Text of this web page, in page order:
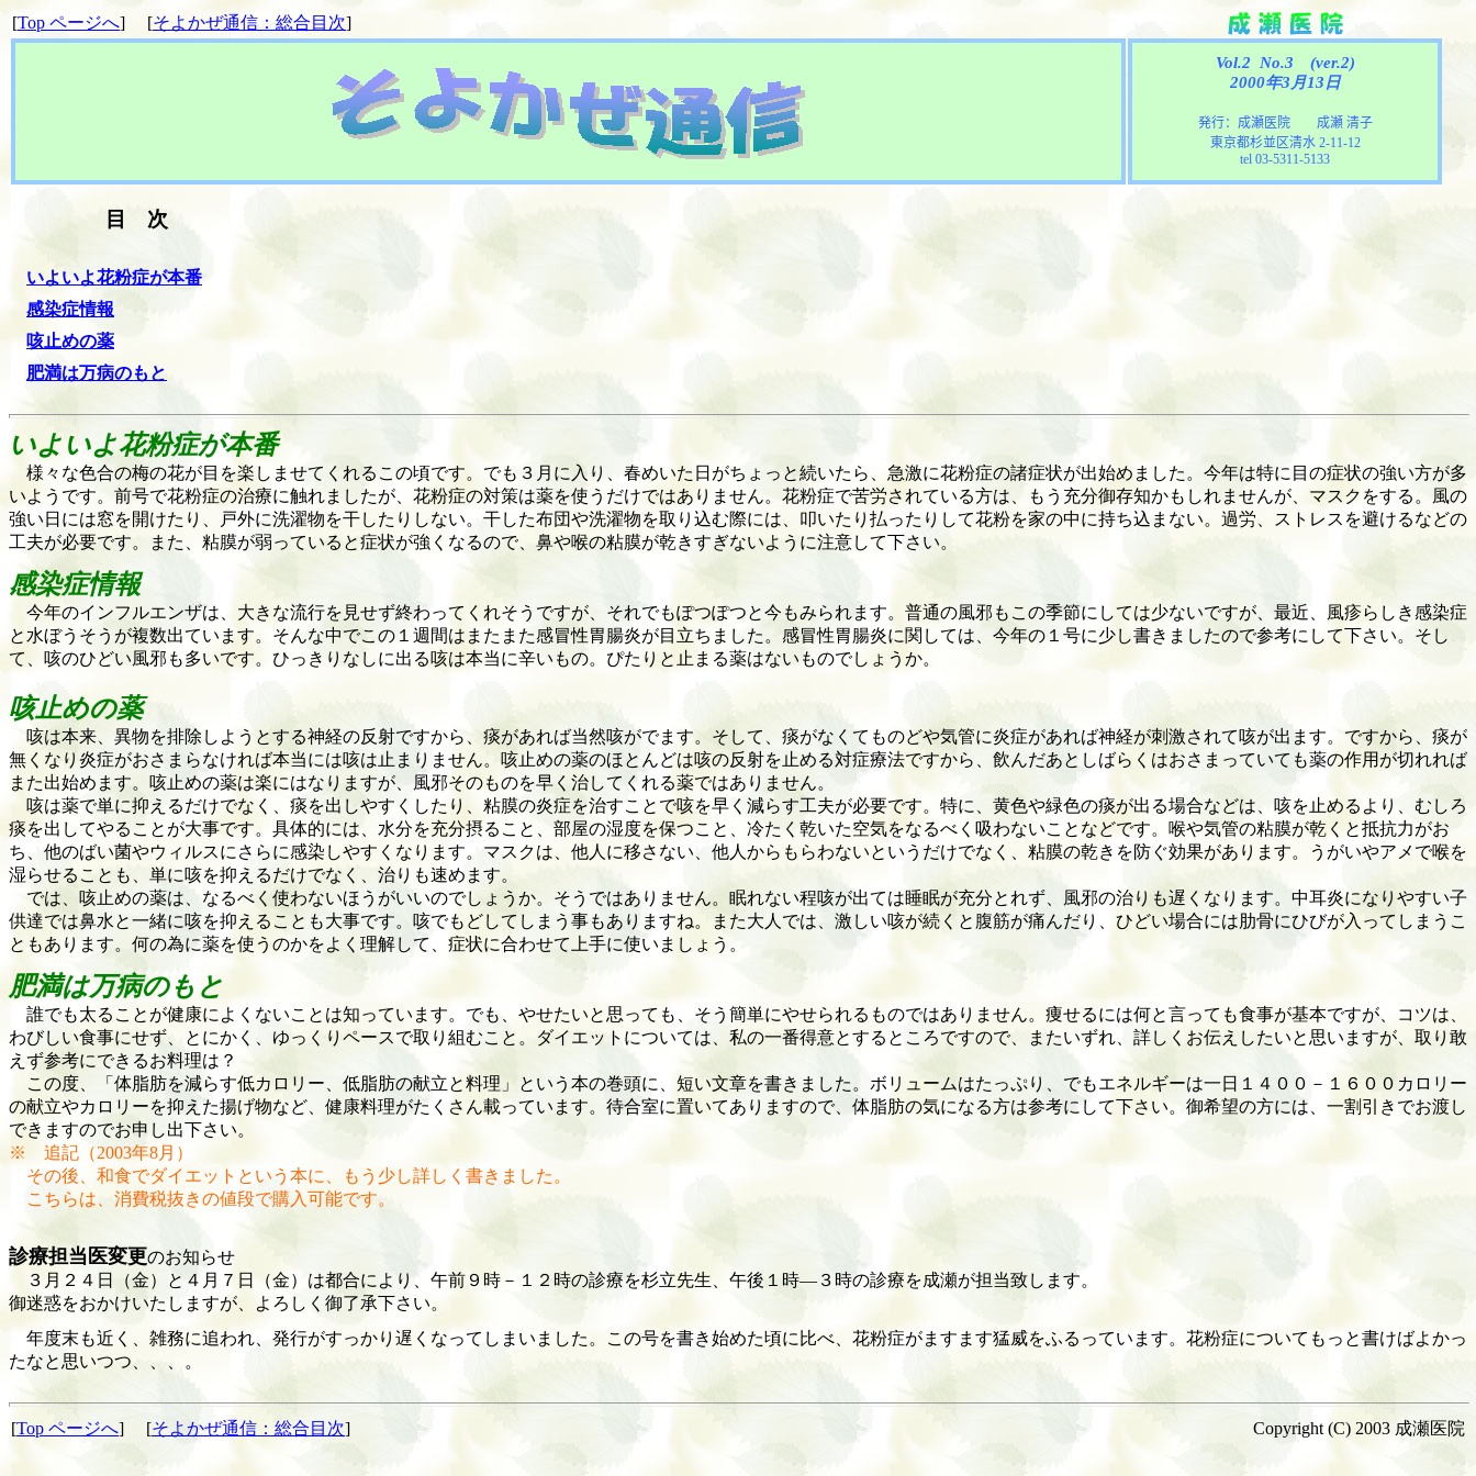
[Top ページへ] [そよかぜ通信：総合目次]
Vol.2 No.3
(ver.2)
2000年3月13日
発行：成瀬医院 成瀬 清子
東京都杉並区清水2-11-12
tel 03-5311-5133
目 次
いよいよ花粉症が本番
感染症情報
咳止めの薬
肥満は万病のもと
いよいよ花粉症が本番
様々な色合の梅の花が目を楽しませてくれるこの頃です。でも３月に入り、春めいた日がちょっと続いたら、急激に花粉症の諸症状が出始めました。今年は特に目の症状の強い方が多
いようです。前号で花粉症の治療に触れましたが、花粉症の対策は薬を使うだけではありません。花粉症で苦労されている方は、もう充分御存知かもしれませんが、マスクをする。風の
強い日には窓を開けたり、戸外に洗濯物を干したりしない。干した布団や洗濯物を取り込む際には、叩いたり払ったりして花粉を家の中に持ち込まない。過労、ストレスを避けるなどの
工夫が必要です。また、粘膜が弱っていると症状が強くなるので、鼻や喉の粘膜が乾きすぎないように注意して下さい。
感染症情報
今年のインフルエンザは、大きな流行を見せず終わってくれそうですが、それでもぽつぽつと今もみられます。普通の風邪もこの季節にしては少ないですが、最近、風疹らしき感染症
と水ぼうそうが複数出ています。そんな中でこの１週間はまたまた感冒性胃腸炎が目立ちました。感冒性胃腸炎に関しては、今年の１号に少し書きましたので参考にして下さい。そし
て、咳のひどい風邪も多いです。ひっきりなしに出る咳は本当に辛いもの。ぴたりと止まる薬はないものでしょうか。
咳止めの薬
咳は本来、異物を排除しようとする神経の反射ですから、痰があれば当然咳がでます。そして、痰がなくてものどや気管に炎症があれば神経が刺激されて咳が出ます。ですから、痰が
無くなり炎症がおさまらなければ本当には咳は止まりません。咳止めの薬のほとんどは咳の反射を止める対症療法ですから、飲んだあとしばらくはおさまっていても薬の作用が切れれば
また出始めます。咳止めの薬は楽にはなりますが、風邪そのものを早く治してくれる薬ではありません。
咳は薬で単に抑えるだけでなく、痰を出しやすくしたり、粘膜の炎症を治すことで咳を早く減らす工夫が必要です。特に、黄色や緑色の痰が出る場合などは、咳を止めるより、むしろ
痰を出してやることが大事です。具体的には、水分を充分摂ること、部屋の湿度を保つこと、冷たく乾いた空気をなるべく吸わないことなどです。喉や気管の粘膜が乾くと抵抗力がお
ち、他のばい菌やウィルスにさらに感染しやすくなります。マスクは、他人に移さない、他人からもらわないというだけでなく、粘膜の乾きを防ぐ効果があります。うがいやアメで喉を
湿らせることも、単に咳を抑えるだけでなく、治りも速めます。
では、咳止めの薬は、なるべく使わないほうがいいのでしょうか。そうではありません。眠れない程咳が出ては睡眠が充分とれず、風邪の治りも遅くなります。中耳炎になりやすい子
供達では鼻水と一緒に咳を抑えることも大事です。咳でもどしてしまう事もありますね。また大人では、激しい咳が続くと腹筋が痛んだり、ひどい場合には肋骨にひびが入ってしまうこ
ともあります。何の為に薬を使うのかをよく理解して、症状に合わせて上手に使いましょう。
肥満は万病のもと
誰でも太ることが健康によくないことは知っています。でも、やせたいと思っても、そう簡単にやせられるものではありません。痩せるには何と言っても食事が基本ですが、コツは、
わびしい食事にせず、とにかく、ゆっくりペースで取り組むこと。ダイエットについては、私の一番得意とするところですので、またいずれ、詳しくお伝えしたいと思いますが、取り敢
えず参考にできるお料理は？
この度、「体脂肪を減らす低カロリー、低脂肪の献立と料理」という本の巻頭に、短い文章を書きました。ボリュームはたっぷり、でもエネルギーは一日１４００－１６００カロリー
の献立やカロリーを抑えた揚げ物など、健康料理がたくさん載っています。待合室に置いてありますので、体脂肪の気になる方は参考にして下さい。御希望の方には、一割引きでお渡し
できますのでお申し出下さい。
※ 追記（2003年8月）
その後、和食でダイエットという本に、もう少し詳しく書きました。
こちらは、消費税抜きの値段で購入可能です。
診療担当医変更のお知らせ
３月２４日（金）と４月７日（金）は都合により、午前９時－１２時の診療を杉立先生、午後１時―３時の診療を成瀬が担当致します。
御迷惑をおかけいたしますが、よろしく御了承下さい。
年度末も近く、雑務に追われ、発行がすっかり遅くなってしまいました。この号を書き始めた頃に比べ、花粉症がますます猛威をふるっています。花粉症についてもっと書けばよかっ
たなと思いつつ、、、。
[Top ページへ] [そよかぜ通信：総合目次] Copyright (C) 2003 成瀬医院